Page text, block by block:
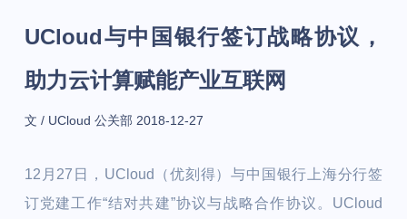
UCloud与中国银行签订战略协议，
助力云计算赋能产业互联网
文 / UCloud 公关部 2018-12-27
12月27日，UCloud（优刻得）与中国银行上海分行签
订党建工作“结对共建”协议与战略合作协议。UCloud